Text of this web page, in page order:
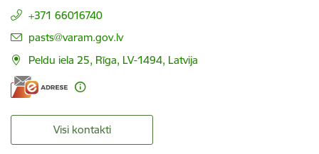
+371 66016740
E-pasts:
pasts@varam.gov.lv
Peldu iela 25, Rīga, LV-1494, Latvija
Visi kontakti